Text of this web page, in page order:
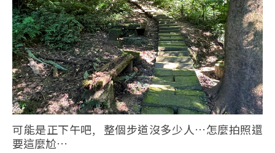
可能是正下午吧, 整個步道沒多少人…怎麼拍照還
要這麼尬…